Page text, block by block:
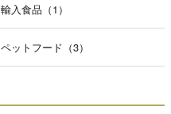
輸入食品（1）
ペットフード（3）